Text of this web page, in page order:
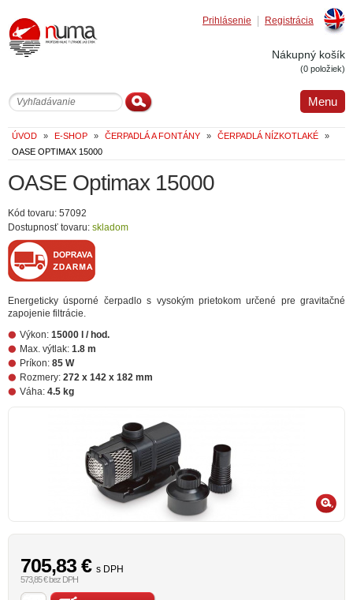
Registrácia
Prihlásenie
Nákupný košík
(0 položiek)
Menu
ÚVOD » E-SHOP » ČERPADLÁ A FONTÁNY » ČERPADLÁ NÍZKOTLAKÉ
»
OASE OPTIMAX 15000
OASE Optimax 15000
Kód tovaru: 57092
Dostupnosť tovaru: skladom
Energeticky úsporné čerpadlo s vysokým prietokom určené pre gravitačné
zapojenie filtrácie.
Výkon: 15000 l / hod.
Max. výtlak: 1.8 m
Príkon: 85 W
Rozmery: 272 x 142 x 182 mm
Váha: 4.5 kg
705,83 € s DPH
573,85 € bez DPH